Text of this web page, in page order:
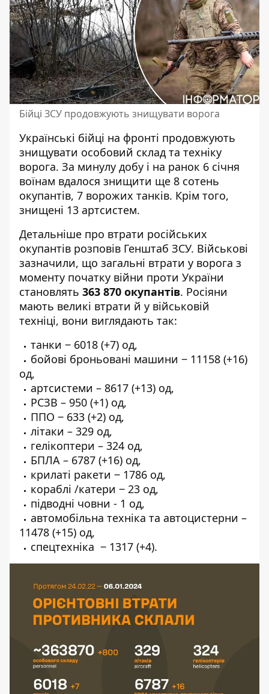
Бійці ЗСУ продовжують знищувати ворога
Українські бійці на фронті продовжують
знищувати особовий склад та техніку
ворога. За минулу добу і на ранок 6 січня
воїнам вдалося знищити ще 8 сотень
окупантів, 7 ворожих танків. Крім того,
знищені 13 артсистем.
Детальніше про втрати російських
окупантів розповів Генштаб ЗСУ. Військові
зазначили, що загальні втрати у ворога з
моменту початку війни проти України
становлять 363 870 окупантів. Росіяни
мають великі втрати й у військовій
техніці, вони виглядають так:
танки ‒ 6018 (+7) од,
бойові броньовані машини ‒ 11158 (+16)
од,
артсистеми – 8617 (+13) од,
РСЗВ – 950 (+1) од,
ППО ‒ 633 (+2) од,
літаки – 329 од,
гелікоптери – 324 од,
БПЛА – 6787 (+16) од,
крилаті ракети ‒ 1786 од,
кораблі /катери ‒ 23 од,
підводні човни - 1 од,
автомобільна техніка та автоцистерни –
11478 (+15) од,
спецтехніка ‒ 1317 (+4).